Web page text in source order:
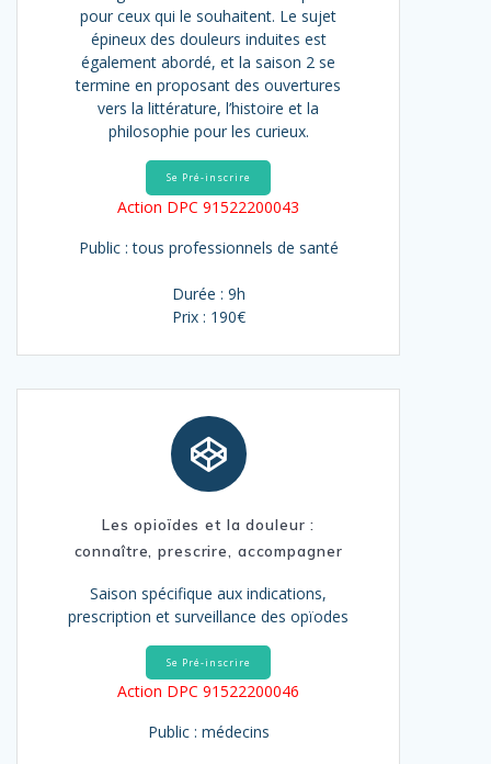
pour ceux qui le souhaitent. Le sujet
épineux des douleurs induites est
également abordé, et la saison 2 se
termine en proposant des ouvertures
vers la littérature, l’histoire et la
philosophie pour les curieux.
Se Pré-inscrire
Action DPC 91522200043
Public : tous professionnels de santé
Durée : 9h
Prix : 190€
Les opioïdes et la douleur :
connaître, prescrire, accompagner
Saison spécifique aux indications,
prescription et surveillance des opïodes
Se Pré-inscrire
Action DPC 91522200046
Public : médecins